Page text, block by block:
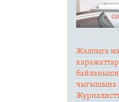
Жалпыга
чыгышына